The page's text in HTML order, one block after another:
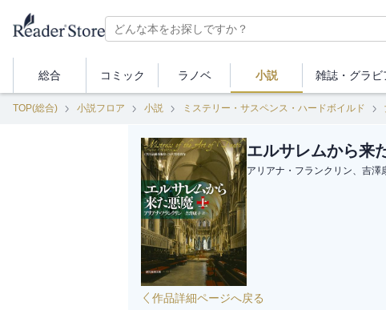
総合 コミック ラノベ 小説 雑誌・ グラビ
TOP(総合) 小説フロア 小説 ミステリー・サスペンス・ハードボイルド
エルサレムから
アリアナ・フランクリン、吉澤
作品詳細ページへ戻る